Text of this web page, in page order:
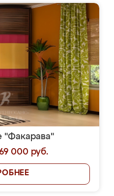
"Факарава"
000 руб.